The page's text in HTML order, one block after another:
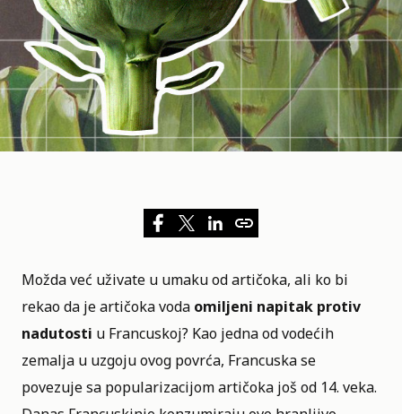
Možda već uživate u umaku od artičoka, ali ko bi
rekao da je artičoka voda omiljeni napitak protiv
nadutosti u Francuskoj? Kao jedna od vodećih
zemalja u uzgoju ovog povrća, Francuska se
povezuje sa popularizacijom artičoka još od 14. veka.